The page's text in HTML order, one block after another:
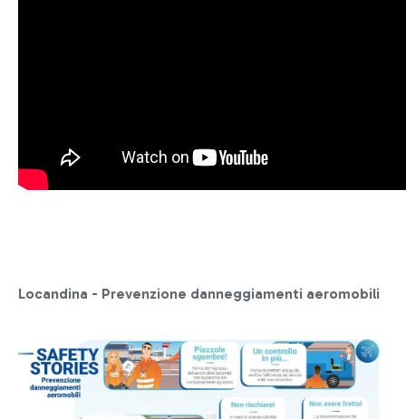
Locandina - Prevenzione danneggiamenti aeromobili